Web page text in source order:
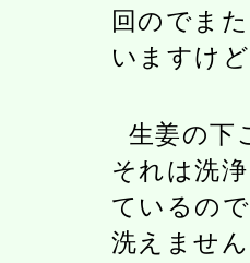
回のでま
いますけ
生姜の下
それは洗
ているの
洗えませ